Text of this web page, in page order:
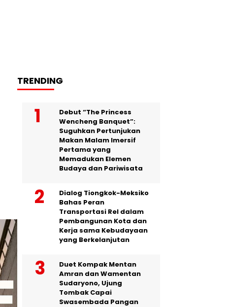
TRENDING
Debut “The Princess
Wencheng Banquet”:
Suguhkan Pertunjukan
Makan Malam Imersif
Pertama yang
Memadukan Elemen
Budaya dan Pariwisata
Dialog Tiongkok-Meksiko
Bahas Peran
Transportasi Rel dalam
Pembangunan Kota dan
Kerja sama Kebudayaan
yang Berkelanjutan
Duet Kompak Mentan
Amran dan Wamentan
Sudaryono, Ujung
Tombak Capai
Swasembada Pangan